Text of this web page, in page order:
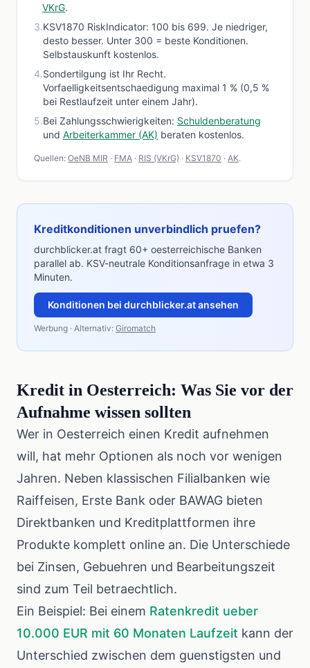
VKrG.
3.KSV1870 RiskIndicator: 100 bis 699. Je niedriger,
desto besser. Unter 300 = beste Konditionen.
Selbstauskunft kostenlos.
4.Sondertilgung ist Ihr Recht.
Vorfaelligkeitsentschaedigung maximal 1 % (0,5 %
bei Restlaufzeit unter einem Jahr).
5.Bei Zahlungsschwierigkeiten: Schuldenberatung
und Arbeiterkammer (AK) beraten kostenlos.
Quellen: OeNB MIR · FMA · RIS (VKrG) · KSV1870 · AK.
Kreditkonditionen unverbindlich pruefen?
durchblicker.at fragt 60+ oesterreichische Banken
parallel ab. KSV-neutrale Konditionsanfrage in etwa 3
Minuten.
Konditionen bei durchblicker.at ansehen
Werbung · Alternativ: Giromatch
Kredit in Oesterreich: Was Sie vor der
Aufnahme wissen sollten
Wer in Oesterreich einen Kredit aufnehmen
will, hat mehr Optionen als noch vor wenigen
Jahren. Neben klassischen Filialbanken wie
Raiffeisen, Erste Bank oder BAWAG bieten
Direktbanken und Kreditplattformen ihre
Produkte komplett online an. Die Unterschiede
bei Zinsen, Gebuehren und Bearbeitungszeit
sind zum Teil betraechtlich.
Ein Beispiel: Bei einem Ratenkredit ueber
10.000 EUR mit 60 Monaten Laufzeit kann der
Unterschied zwischen dem guenstigsten und